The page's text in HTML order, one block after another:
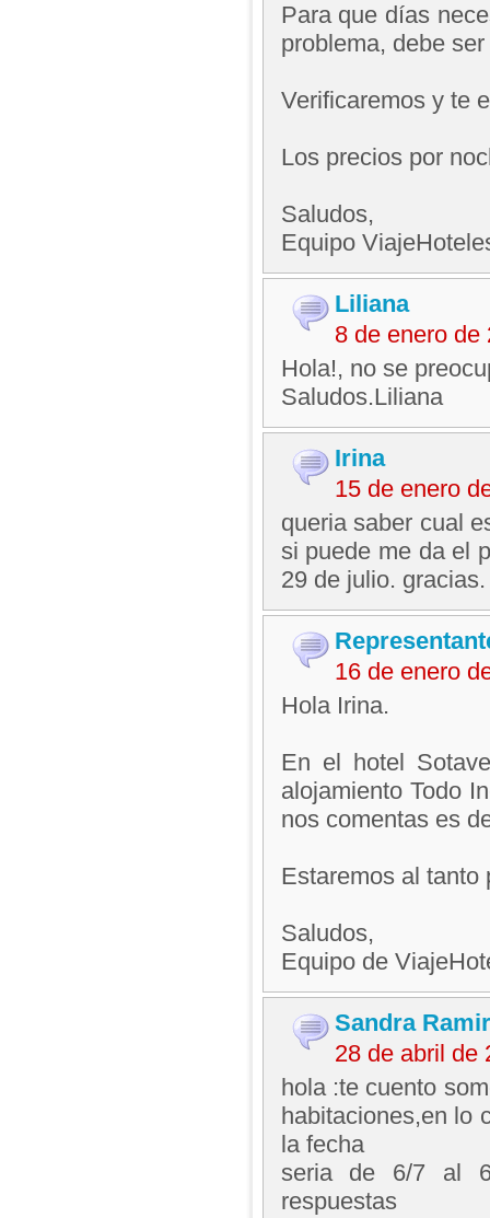
Para que días
problema, debe
Verificaremos y te
Los precios por
Saludos,
Equipo
Liliana
8 de enero de
Hola!, no se
Saludos.Liliana
Irina
15 de enero
queria saber cual
si puede me da el
29 de julio.
16 de enero
Hola Irina.
En el hotel
alojamiento Todo
nos comentas es
Estaremos al tanto
Saludos,
Equipo de
Sandra
28 de abril de
hola :te cuento
habitaciones,en lo
la fecha
seria de 6/7 al
respuestas